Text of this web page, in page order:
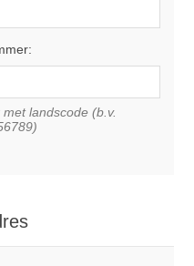
landscode (b.v.